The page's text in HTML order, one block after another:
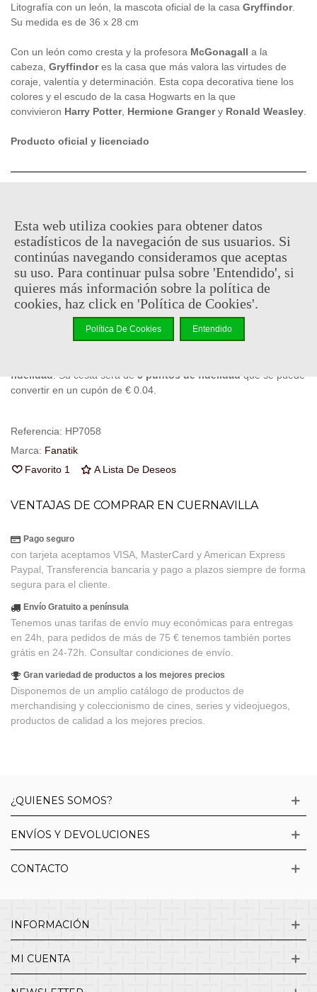
Litografía con un león, la mascota oficial de la casa Gryffindor.
Su medida es de 36 x 28 cm
Con un león como cresta y la profesora McGonagall a la
cabeza, Gryffindores la casa que más valora las virtudes de
coraje, valentía y determinación. Esta copa decorativa tiene los
colores y el escudo de la casa Hogwarts en la que
convivieron Harry Potter, Hermione Grangery Ronald Weasley
Producto oficial y licenciado
Descatalogado
Código QR
Compartir
Notificarme cuando esté disponible
Puedes consultar la política de privacidadaquí
fidelidad . Su cesta sera de 5 puntos de fidelidad que se puede
convertir en un cupón de € 0.04
Referencia: HP7058
Marca: Fanatik
Favorito 1 A Lista De Deseos
VENTAJAS DE COMPRAR EN CUERNAVILLA
Pago seguro
con tarjeta aceptamos VISA, MasterCard y American Express
Paypal, Transferencia bancaria y pago a plazos siempre de forma
segura para el cliente.
Envío Gratuito a península
Tenemos unas tarifas de envío muy económicas para entregas
en 24h, para pedidos de más de 75 € tenemos también portes
grátis en 24-72h. Consultar condiciones de envío.
Gran variedad de productos a los mejores precios
Disponemos de un amplio catálogo de productos de
merchandising y coleccionismo de cines, series y videojuegos,
productos de calidad a los mejores precios.
¿QUIENES SOMOS?
ENVÍOS Y DEVOLUCIONES
CONTACTO
INFORMACIÓN
MI CUENTA
Esta web utiliza cookies para obtener datos
estadísticos de la navegación de sus usuarios. Si
continúas navegando consideramos que aceptas
su uso. Para continuar pulsa sobre 'Entendido', si
quieres más información sobre la política de
cookies, haz click en 'Política de Cookies'.
Política De Cookies Entendido